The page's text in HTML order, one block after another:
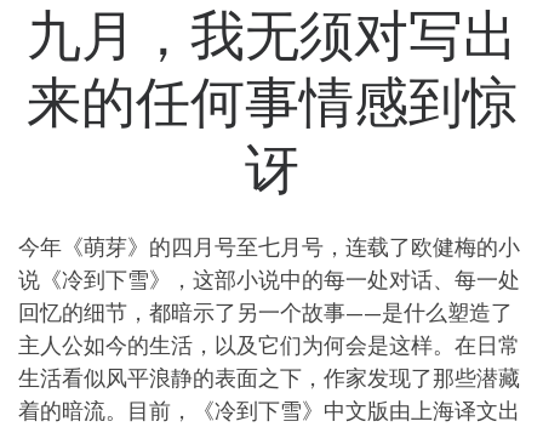
九月，我无须对写出
来的任何事情感到惊
讶
今年《萌芽》的四月号至七月号，连载了欧健梅的小
说《冷到下雪》，这部小说中的每一处对话、每一处
回忆的细节，都暗示了另一个故事——是什么塑造了
主人公如今的生活，以及它们为何会是这样。在日常
生活看似风平浪静的表面之下，作家发现了那些潜藏
着的暗流。目前，《冷到下雪》中文版由上海译文出